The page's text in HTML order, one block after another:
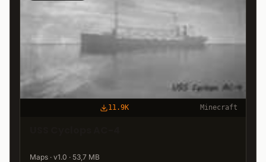
11.9K Minecraft
Maps · v1.0 · 53,7 MB